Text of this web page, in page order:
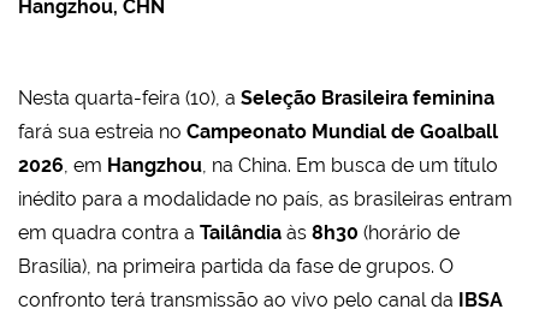
Hangzhou, CHN
Nesta quarta-feira (10), a Seleção Brasileira feminina
fará sua estreia no Campeonato Mundial de Goalball
2026, em Hangzhou, na China. Em busca de um título
inédito para a modalidade no país, as brasileiras entram
em quadra contra a Tailândia às 8h30 (horário de
Brasília), na primeira partida da fase de grupos. O
confronto terá transmissão ao vivo pelo canal da
IBSA